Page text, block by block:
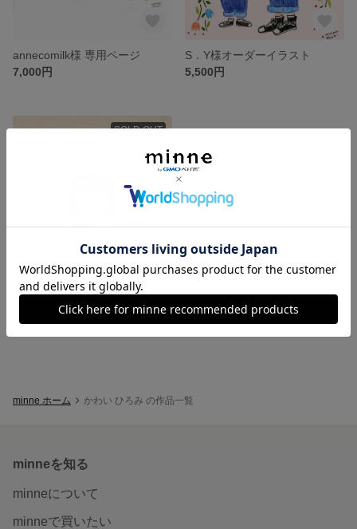
annecomilk様 専用ページ
7,000円
S．Y様オーダーイラスト
5,500円
SOLD OUT
latte design様オーダーイラスト
minne ホーム かわい ひろみ の作品一覧
minneを知る
minneについて
minneで買いたい